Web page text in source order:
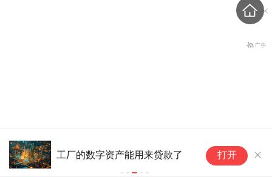
贷款了 纽约原油暗盘突破77美元，日内涨超0.5%
打开
老挝国会主席赛宋蓬逝世